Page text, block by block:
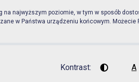
w
najwyższym poziomie, w tym w sposób
w Państwa urządzeniu końcowym.
Kontrast:
Wysoki
A